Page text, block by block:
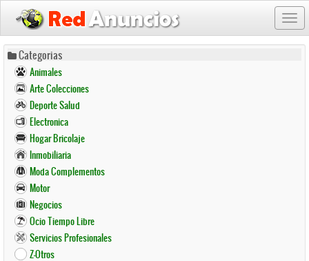
Pasar
contenido
principal
Categorias
Animales
Arte Colecciones
Deporte Salud
Electronica
Hogar Bricolaje
Inmobiliaria
Moda Complementos
Motor
Negocios
Ocio Tiempo Libre
Servicios Profesionales
Z-Otros